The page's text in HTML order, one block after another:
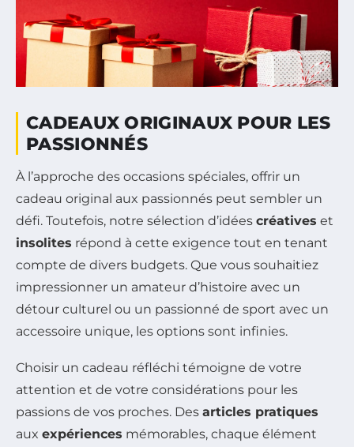
CADEAUX ORIGINAUX POUR LES
PASSIONNÉS
À l’approche des occasions spéciales, offrir un
cadeau original aux passionnés peut sembler un
défi. Toutefois, notre sélection d’idées créatives et
insolites répond à cette exigence tout en tenant
compte de divers budgets. Que vous souhaitiez
impressionner un amateur d’histoire avec un
détour culturel ou un passionné de sport avec un
accessoire unique, les options sont infinies.
Choisir un cadeau réfléchi témoigne de votre
attention et de votre considérations pour les
passions de vos proches. Des articles pratiques
aux expériences mémorables, chaque élément